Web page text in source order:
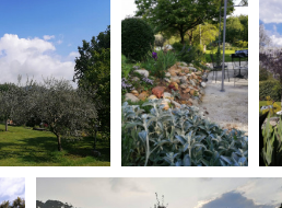
Short Film Fund
Amministrazione trasparente Bandi e gare